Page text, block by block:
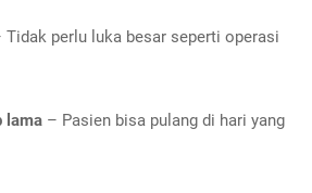
Tidak perlu luka besar seperti operasi
lama – Pasien bisa pulang di hari yang